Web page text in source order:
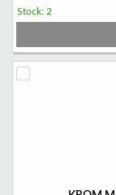
Stock: 2